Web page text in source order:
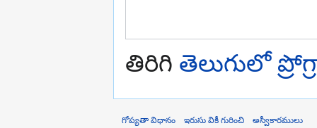
తిరిగి తెలుగులో
గోప్యతా విధానం ఇరుసు వికీ గురించి అస్వీకారములు